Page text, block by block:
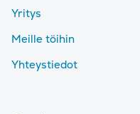
Yritys
Meille töihin
Yhteystiedot